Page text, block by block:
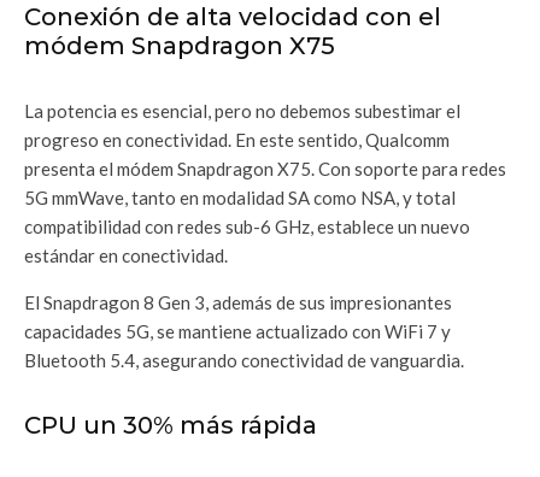
Conexión de alta velocidad con el
módem Snapdragon X75
La potencia es esencial, pero no debemos subestimar el
progreso en conectividad. En este sentido, Qualcomm
presenta el módem Snapdragon X75. Con soporte para redes
5G mmWave, tanto en modalidad SA como NSA, y total
compatibilidad con redes sub-6 GHz, establece un nuevo
estándar en conectividad.
El Snapdragon 8 Gen 3, además de sus impresionantes
capacidades 5G, se mantiene actualizado con WiFi 7 y
Bluetooth 5.4, asegurando conectividad de vanguardia.
CPU un 30% más rápida